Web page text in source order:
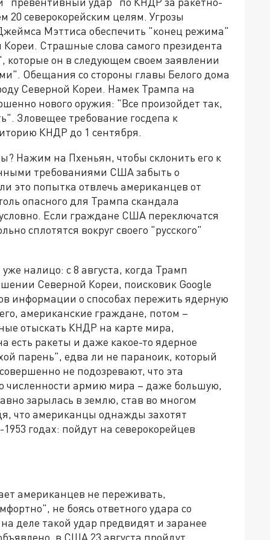
20 северокорейским целям. Угрозы
Мэттиса обеспечить "конец режима"
Страшные слова самого президента
он в следующем своем заявлении
Обещания со стороны главы Белого дома
Северной Кореи. Намек Трампа на
нового оружия: "Все произойдет так,
Зловещее требование госдепа к
КНДР до 1 сентября.
Нажим на Пхеньян, чтобы склонить его к
требованиями США забыть о
это попытка отвлечь американцев от
опасного для Трампа скандала
Если граждане США переключатся
сплотятся вокруг своего "русского"
налицо: с 8 августа, когда Трамп
Северной Кореи, поисковик Google
информации о способах пережить ядерную
американские граждане, потом –
отыскать КНДР на карте мира,
есть ракеты и даже какое-то ядерное
парень", едва ли не параноик, который
не подозревают, что эта
численности армию мира – даже большую,
зарылась в землю, став во многом
что американцы однажды захотят
годах: пойдут на северокорейцев
американцев не переживать,
не боясь ответного удара со
деле такой удар предвидят и заранее
в США 23 августа пройдут